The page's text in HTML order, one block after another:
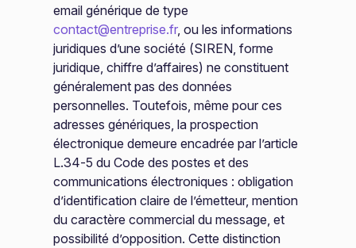
email générique de type
contact@entreprise.fr, ou les informations
juridiques d’une société (SIREN, forme
juridique, chiffre d’affaires) ne constituent
généralement pas des données
personnelles. Toutefois, même pour ces
adresses génériques, la prospection
électronique demeure encadrée par l’article
L.34-5 du Code des postes et des
communications électroniques : obligation
d’identification claire de l’émetteur, mention
du caractère commercial du message, et
possibilité d’opposition. Cette distinction